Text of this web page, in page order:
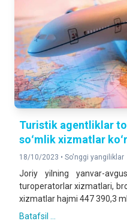
Turistik agentliklar
soʻmlik xizmatlar
18/10/2023 • So'nggi yangiliklar
Joriy yilning yanvar-
turoperatorlar xizmatlari,
xizmatlar hajmi 447 390,3
Batafsil ...